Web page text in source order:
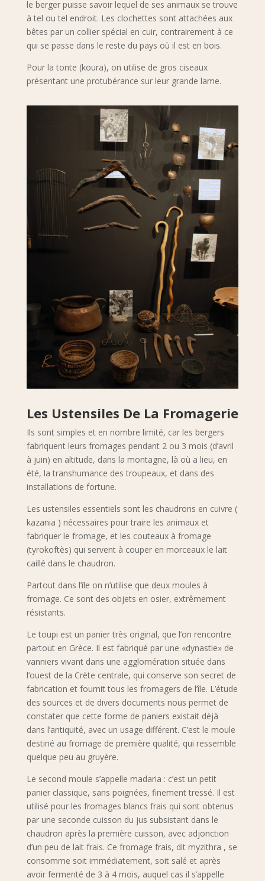
le berger puisse savoir lequel de ses animaux se trouve
à tel ou tel endroit. Les clochettes sont attachées aux
bêtes par un collier spécial en cuir, contrairement à ce
qui se passe dans le reste du pays où il est en bois.
Pour la tonte (koura), on utilise de gros ciseaux
présentant une protubérance sur leur grande lame.
Les Ustensiles De La Fromagerie
Ils sont simples et en nombre limité, car les bergers
fabriquent leurs fromages pendant 2 ou 3 mois (d’avril
à juin) en altitude, dans la montagne, là où a lieu, en
été, la transhumance des troupeaux, et dans des
installations de fortune.
Les ustensiles essentiels sont les chaudrons en cuivre (
kazania ) nécessaires pour traire les animaux et
fabriquer le fromage, et les couteaux à fromage
(tyrokoftès) qui servent à couper en morceaux le lait
caillé dans le chaudron.
Partout dans l’île on n’utilise que deux moules à
fromage. Ce sont des objets en osier, extrêmement
résistants.
Le toupi est un panier très original, que l’on rencontre
partout en Grèce. Il est fabriqué par une «dynastie» de
vanniers vivant dans une agglomération située dans
l’ouest de la Crète centrale, qui conserve son secret de
fabrication et fournit tous les fromagers de l’île. L’étude
des sources et de divers documents nous permet de
constater que cette forme de paniers existait déjà
dans l’antiquité, avec un usage différent. C’est le moule
destiné au fromage de première qualité, qui ressemble
quelque peu au gruyère.
Le second moule s’appelle madaria : c’est un petit
panier classique, sans poignées, finement tressé. Il est
utilisé pour les fromages blancs frais qui sont obtenus
par une seconde cuisson du jus subsistant dans le
chaudron après la première cuisson, avec adjonction
d’un peu de lait frais. Ce fromage frais, dit myzithra , se
consomme soit immédiatement, soit salé et après
avoir fermenté de 3 à 4 mois, auquel cas il s’appelle